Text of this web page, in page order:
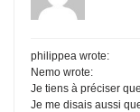
philippea wrote:
Nemo wrote:
Je tiens à préciser
Je me disais aussi